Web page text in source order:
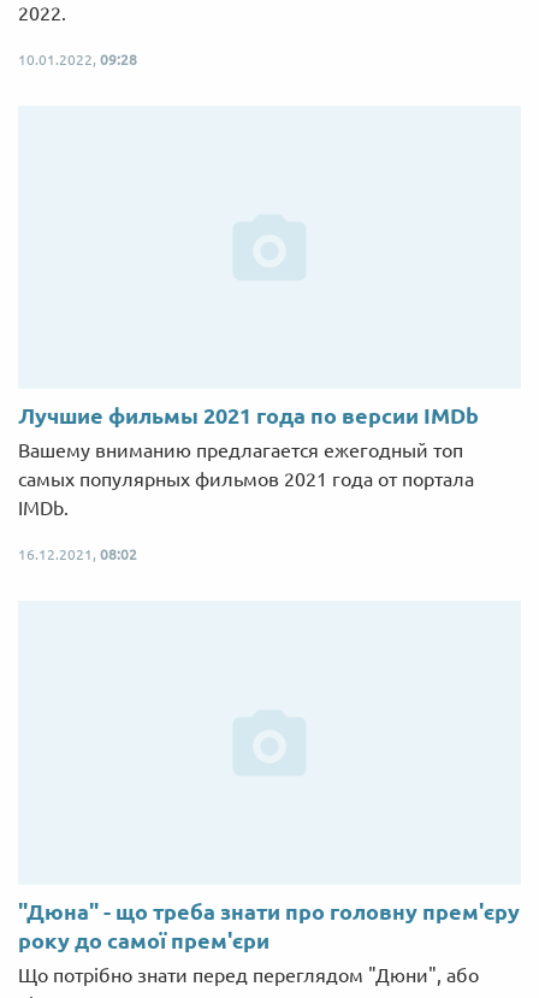
2022.
10.01.2022, 09:28
Лучшие фильмы 2021 года по версии IMDb
Вашему вниманию предлагается ежегодный топ
самых популярных фильмов 2021 года от портала
IMDb.
16.12.2021, 08:02
"Дюна" - що треба знати про головну прем'єру
року до самої прем'єри
Що потрібно знати перед переглядом "Дюни", або